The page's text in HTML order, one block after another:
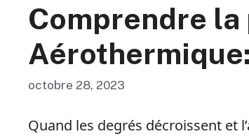
Comprendre la
Aérothermique:
octobre 28, 2023
Quand les degrés décroissent et